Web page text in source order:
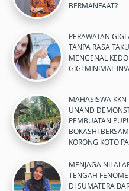
BERMANFAAT?
PERAWATAN GIGI
TANPA RASA
MENGENAL
GIGI MINIMAL
MAHASISWA KKN
UNAND
PEMBUATAN
BOKASHI
KORONG KOTO
MENJAGA NILAI
TENGAH
DI SUMATERA